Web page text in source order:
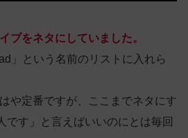
ブをネタにしていました。
」という名前のリストに入れら
や定番ですが、ここまでネタにす
です」と言えばいいのにとは毎回